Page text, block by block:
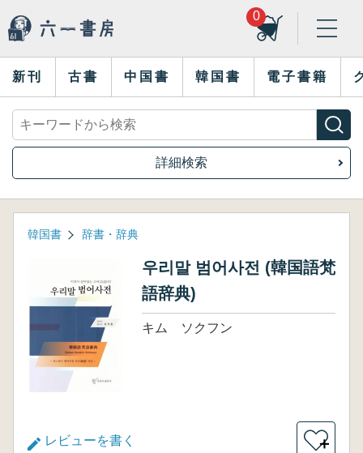
0
新刊 古書 中国書 韓国書 電子書籍
詳細検索
韓国書 辞書・辞典
우리말 범어사전 (韓国語梵
語辞典)
キム ソクフン
レビューを書く ＋